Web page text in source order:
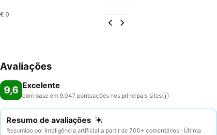
hípico com aulas de equitação. A diária inclui pensão completa e as
seguintes atividades de aventura: megatirolesa, arvorismo para
€ 0
Avaliações
9,6 Excelente
com base em 9.047 pontuações nos principais sites
Resumo de avaliações
Resumido por inteligência artificial a partir de 700+ comentários · Última